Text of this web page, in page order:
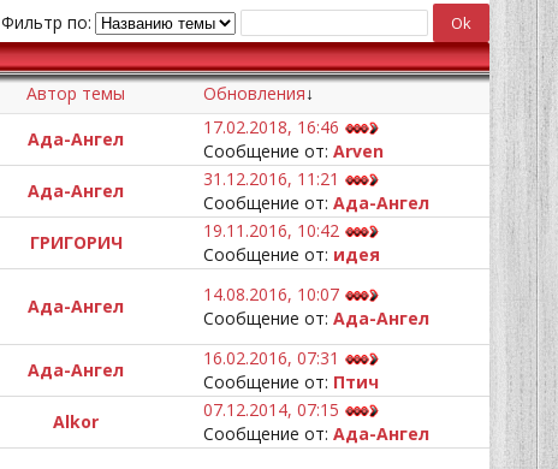
Фильтр по:
Автор темы Обновления↓
Ада-Ангел
17.02.2018, 16:46
Сообщение от: Arven
Ада-Ангел
31.12.2016, 11:21
Сообщение от: Ада-Ангел
ГРИГОРИЧ
19.11.2016, 10:42
Сообщение от: идея
Ада-Ангел
14.08.2016, 10:07
Сообщение от: Ада-Ангел
Ада-Ангел
16.02.2016, 07:31
Сообщение от: Птич
Alkor
07.12.2014, 07:15
Сообщение от: Ада-Ангел